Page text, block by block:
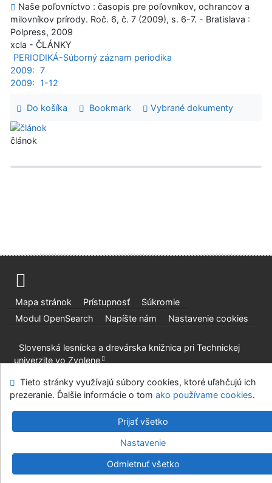
Naše poľovníctvo : časopis pre poľovníkov, ochrancov a
milovníkov prírody. Roč. 6, č. 7 (2009), s. 6-7. - Bratislava :
Polpress, 2009
xcla - ČLÁNKY
PERIODIKÁ-Súborný záznam periodika
2009: 7
2009:
1-12
Do košíka Bookmark Vybrané dokumenty
článok
Mapa stránok Prístupnosť
Súkromie
Modul OpenSearch
Napíšte nám Nastavenie cookies
Slovenská lesnícka a drevárska knižnica pri Technickej
univerzite vo Zvolene
©1993-2026 IPACv.4.8.63a- Cosmotron Slovakia, s.r.o.
Tieto stránky využívajú súbory cookies, ktoré uľahčujú ich
prezeranie. Ďalšie informácie o tom ako používame cookies.
Prijať všetko
Nastavenie
Odmietnuť všetko